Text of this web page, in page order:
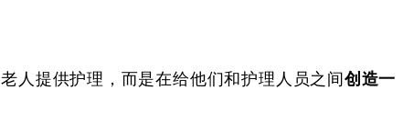
人提供护理，而是在给他们和护理人员之间 创造一